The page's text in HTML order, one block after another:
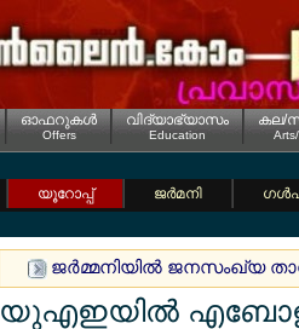
ഓഫറുകള്‍
Offers
വിദ്യാഭ്യാസം
Education
കല/
യൂറോപ്പ് ജര്‍മനി
ജര്‍മ്മനിയില്‍ ജനസംഖ്യ
യുഎഇയില്‍ എബോള